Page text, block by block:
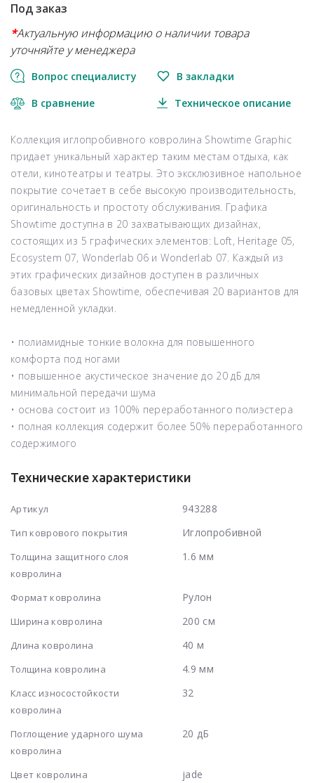
Под заказ
*Актуальную информацию о наличии товара
уточняйте у менеджера
Вопрос специалисту В закладки
В сравнение Техническое описание
Коллекция иглопробивного ковролина Showtime Graphic
придает уникальный характер таким местам отдыха, как
отели, кинотеатры и театры. Это эксклюзивное напольное
покрытие сочетает в себе высокую производительность,
оригинальность и простоту обслуживания. Графика
Showtime доступна в 20 захватывающих дизайнах,
состоящих из 5 графических элементов: Loft, Heritage 05,
Ecosystem 07, Wonderlab 06 и Wonderlab 07. Каждый из
этих графических дизайнов доступен в различных
базовых цветах Showtime, обеспечивая 20 вариантов для
немедленной укладки.
• полиамидные тонкие волокна для повышенного
комфорта под ногами
• повышенное акустическое значение до 20 дБ для
минимальной передачи шума
• основа состоит из 100% переработанного полиэстера
• полная коллекция содержит более 50% переработанного
содержимого
Технические характеристики
Артикул 943288
Тип коврового покрытия Иглопробивной
Толщина защитного слоя
ковролина
1.6 мм
Формат ковролина Рулон
Ширина ковролина 200 см
Длина ковролина 40 м
Толщина ковролина 4.9 мм
Класс износостойкости
ковролина
32
Поглощение ударного шума
ковролина
20 дБ
Цвет ковролина jade